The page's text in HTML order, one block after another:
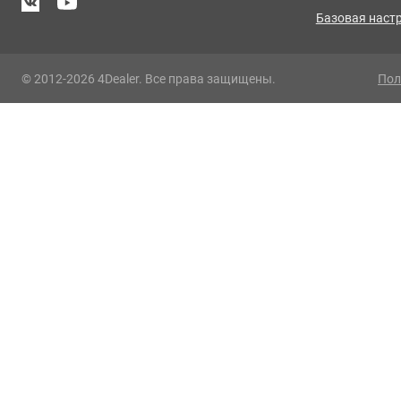
Базовая
© 2012-2026 4Dealer. Все права защищены.